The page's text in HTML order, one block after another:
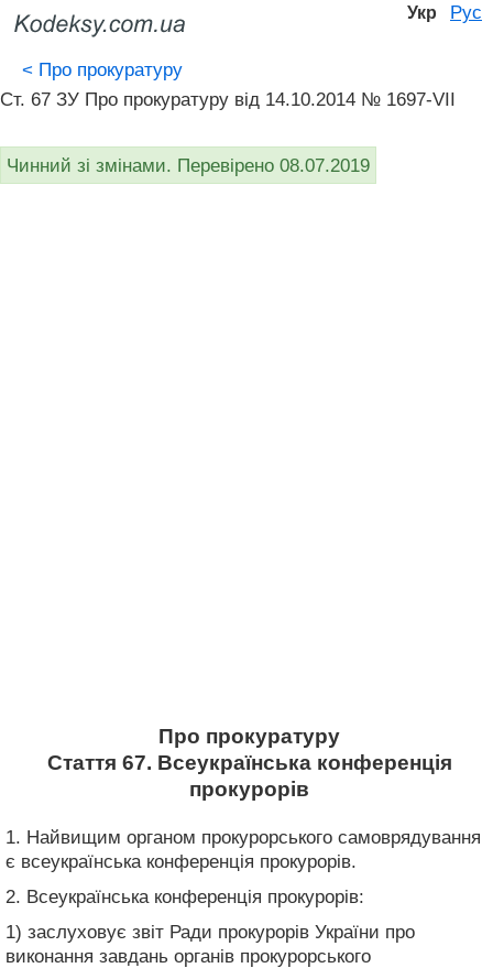
Укр Рус
< Про прокуратуру
Ст. 67 ЗУ Про прокуратуру від 14.10.2014 № 1697-VII
Чинний зі змінами. Перевірено 08.07.2019
Про прокуратуру
Стаття 67. Всеукраїнська конференція
прокурорів
1. Найвищим органом прокурорського самоврядування
є всеукраїнська конференція прокурорів.
2. Всеукраїнська конференція прокурорів:
1) заслуховує звіт Ради прокурорів України про
виконання завдань органів прокурорського